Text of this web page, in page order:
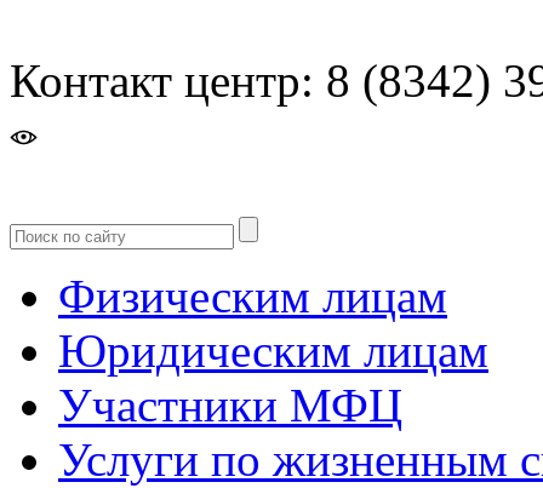
Контакт центр: 8 (8342)
Физическим лицам
Юридическим лицам
Участники МФЦ
Услуги по жизненным